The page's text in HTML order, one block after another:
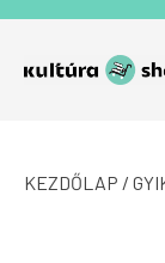
KEZDŐLAP /